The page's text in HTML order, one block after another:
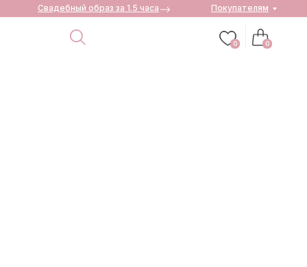
0
0
Покупателям
Свадебный образ за 1.5 часа